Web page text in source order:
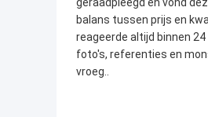
geraadpleegd en vond
balans tussen prijs en
reageerde altijd binnen
foto's, referenties en
vroeg..